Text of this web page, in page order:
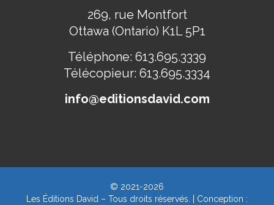
269, rue Montfort
Ottawa (Ontario) K1L 5P1
Téléphone: 613.695.3339
Télécopieur: 613.695.3334
info@editionsdavid.com
© 2021-2026
Les Éditions David – Tous droits réservés. | Conception :